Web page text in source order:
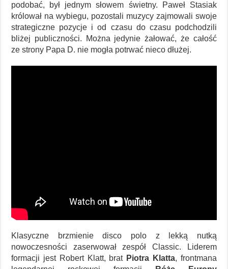
podobać, był jednym słowem świetny. Paweł Stasiak
królował na wybiegu, pozostali muzycy zajmowali swoje
strategiczne pozycje i od czasu do czasu podchodzili
bliżej publiczności. Można jedynie żałować, że całość
ze strony Papa D. nie mogła potrwać nieco dłużej.
Klasyczne brzmienie disco polo z lekką nutką
nowoczesności zaserwował zespół Classic. Liderem
formacji jest Robert Klatt, brat Piotra Klatta, frontmana